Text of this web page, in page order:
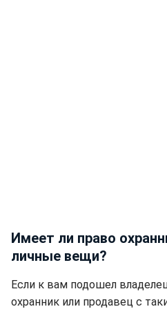
Имеет ли право
личные вещи?
Если к вам подошел
охранник или продавец с